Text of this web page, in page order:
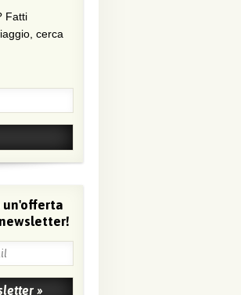
Fatti
cerca
un'offerta